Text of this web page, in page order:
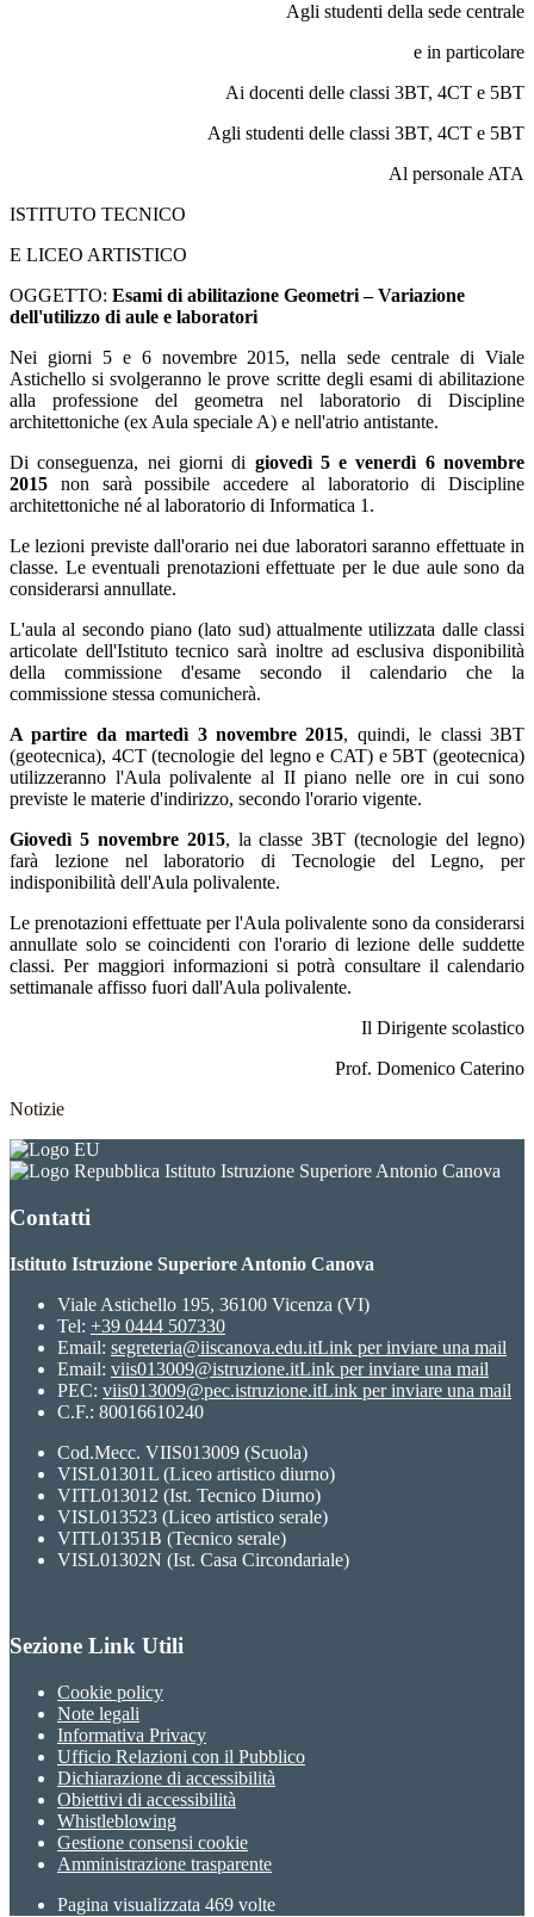
Agli studenti della sede centrale
e in particolare
Ai docenti delle classi 3BT, 4CT e 5BT
Agli studenti delle classi 3BT, 4CT e 5BT
Al personale ATA
ISTITUTO TECNICO
E LICEO ARTISTICO
OGGETTO: Esami di abilitazione Geometri – Variazione
dell'utilizzo di aule e laboratori
Nei giorni 5 e 6 novembre 2015, nella sede centrale di Viale
Astichello si svolgeranno le prove scritte degli esami di abilitazione
alla professione del geometra nel laboratorio di Discipline
architettoniche (ex Aula speciale A) e nell'atrio antistante.
Di conseguenza, nei giorni di giovedì 5 e venerdì 6 novembre
2015 non sarà possibile accedere al laboratorio di Discipline
architettoniche né al laboratorio di Informatica 1.
Le lezioni previste dall'orario nei due laboratori saranno effettuate in
classe. Le eventuali prenotazioni effettuate per le due aule sono da
considerarsi annullate.
L'aula al secondo piano (lato sud) attualmente utilizzata dalle classi
articolate dell'Istituto tecnico sarà inoltre ad esclusiva disponibilità
della commissione d'esame secondo il calendario che la
commissione stessa comunicherà.
A partire da martedì 3 novembre 2015, quindi, le classi 3BT
(geotecnica), 4CT (tecnologie del legno e CAT) e 5BT (geotecnica)
utilizzeranno l'Aula polivalente al II piano nelle ore in cui sono
previste le materie d'indirizzo, secondo l'orario vigente.
Giovedì 5 novembre 2015, la classe 3BT (tecnologie del legno)
farà lezione nel laboratorio di Tecnologie del Legno, per
indisponibilità dell'Aula polivalente.
Le prenotazioni effettuate per l'Aula polivalente sono da considerarsi
annullate solo se coincidenti con l'orario di lezione delle suddette
classi. Per maggiori informazioni si potrà consultare il calendario
settimanale affisso fuori dall'Aula polivalente.
Il Dirigente scolastico
Prof. Domenico Caterino
Notizie
Istituto Istruzione Superiore Antonio Canova
Contatti
Istituto Istruzione Superiore Antonio Canova
Viale Astichello 195, 36100 Vicenza (VI)
Tel: +39 0444 507330
Email: segreteria@iiscanova.edu.itLink per inviare una mail
Email: viis013009@istruzione.itLink per inviare una mail
PEC: viis013009@pec.istruzione.itLink per inviare una mail
C.F.: 80016610240
Cod.Mecc. VIIS013009 (Scuola)
VISL01301L (Liceo artistico diurno)
VITL013012 (Ist. Tecnico Diurno)
VISL013523 (Liceo artistico serale)
VITL01351B (Tecnico serale)
VISL01302N (Ist. Casa Circondariale)
Sezione Link Utili
Cookie policy
Note legali
Informativa Privacy
Ufficio Relazioni con il Pubblico
Dichiarazione di accessibilità
Obiettivi di accessibilità
Whistleblowing
Gestione consensi cookie
Amministrazione trasparente
Pagina visualizzata 469 volte